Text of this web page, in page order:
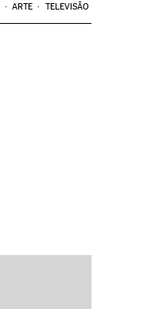
ARTE TELEVISÃO